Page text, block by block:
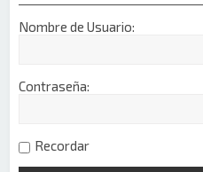
Nombre de Usuario:
Contraseña:
Recordar